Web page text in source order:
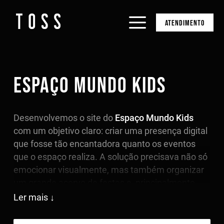
ATENDIMENTO
ESPAÇO MUNDO KIDS
Desenvolvemos o site do Espaço Mundo Kids
com um objetivo claro: criar uma presença digital
que fosse tão encantadora quanto os eventos
que o espaço realiza. A solução precisava não só
emocionar visualmente, mas também organizar
gerarleads qualificados
contato.
Ler mais